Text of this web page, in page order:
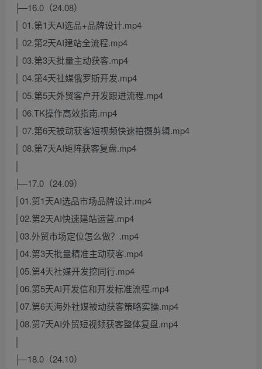
├─16.0（24.08）
│ 01.第1天AI选品+品牌设计.mp4
│ 02.第2天AI建站全流程.mp4
│ 03.第3天批量主动获客.mp4
│ 04.第4天社媒俄罗斯开发.mp4
│ 05.第5天外贸客户开发跟进流程.mp4
│ 06.TK操作高效指南.mp4
│ 07.第6天被动获客短视频快速拍摄剪辑.mp4
│ 08.第7天AI矩阵获客复盘.mp4
│
├─17.0（24.09）
│01.第1天AI选品市场品牌设计.mp4
│02.第2天AI快速建站运营.mp4
│03.外贸市场定位怎么做？.mp4
│04.第3天批量精准主动获客.mp4
│05.第4天社媒开发挖同行.mp4
│06.第5天AI开发信和开发标准流程.mp4
│07.第6天海外社媒被动获客策略实操.mp4
│08.第7天AI外贸短视频获客整体复盘.mp4
│
├─18.0（24.10）